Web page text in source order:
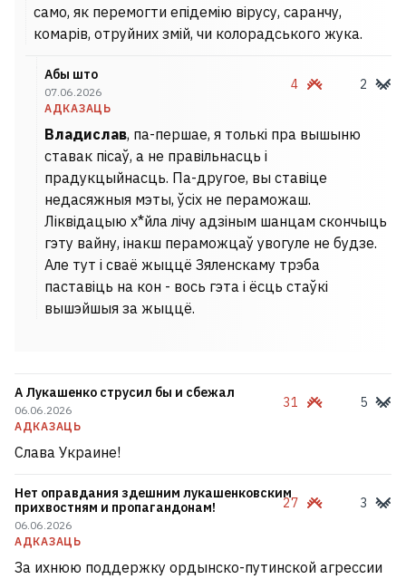
само, як перемогти епідемію вірусу, саранчу,
комарів, отруйних змій, чи колорадського жука.
Абы што
07.06.2026
АДКАЗАЦЬ
4 2
Владислав, па-першае, я толькі пра вышыню
ставак пісаў, а не правільнасць і
прадукцыйнасць. Па-другое, вы ставіце
недасяжныя мэты, ўсіх не пераможаш.
Ліквідацыю х*йла лічу адзіным шанцам скончыць
гэту вайну, інакш пераможцаў увогуле не будзе.
Але тут і сваё жыццё Зяленскаму трэба
паставіць на кон - вось гэта і ёсць стаўкі
вышэйшыя за жыццё.
А Лукашенко струсил бы и сбежал
06.06.2026
АДКАЗАЦЬ
31 5
Слава Украине!
Нет оправдания здешним лукашенковским
прихвостням и пропагандонам!
06.06.2026
АДКАЗАЦЬ
27 3
За ихнюю поддержку ордынско-путинской агрессии